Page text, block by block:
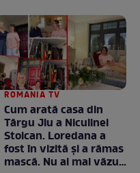
ROMANIA TV
Cum arată casa din
Târgu Jiu a Niculinei
Stoican. Loredana a
fost în vizită și a rămas
mască. Nu ai mai văzut